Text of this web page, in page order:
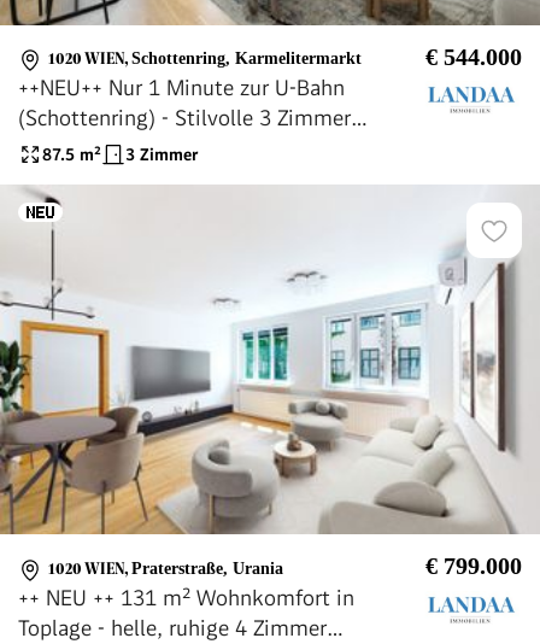
1020 WIEN, Schottenring, Karmelitermarkt € 544.000
++NEU++ Nur 1 Minute zur U-Bahn
(Schottenring) - Stilvolle 3 Zimmer
Wohnung im begehrten
Karmelitenviertel!!! TOP LAGE!
87.5 m² 3 Zimmer
1020 WIEN, Praterstraße, Urania € 799.000
++ NEU ++ 131 m² Wohnkomfort in
Toplage - helle, ruhige 4 Zimmer